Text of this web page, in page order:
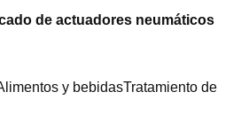
de actuadores neumáticos
y bebidasTratamiento de